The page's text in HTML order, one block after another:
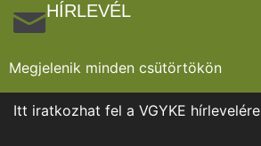
HÍRLEVÉL
Megjelenik minden csütörtökön
Itt iratkozhat fel a VGYKE hírlevelére